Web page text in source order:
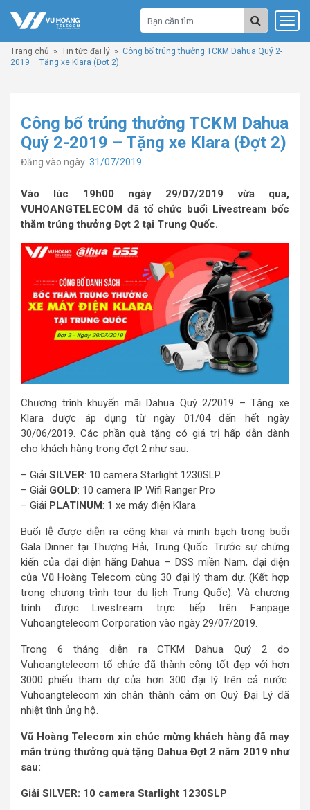
Trang chủ » Tin tức đại lý » Công bố trúng thưởng TCKM Dahua Quý 2-
2019 – Tặng xe Klara (Đợt 2)
Công bố trúng thưởng TCKM Dahua
Quý 2-2019 – Tặng xe Klara (Đợt 2)
Đăng vào ngày: 31/07/2019
Vào lúc 19h00 ngày 29/07/2019 vừa qua,
VUHOANGTELECOM đã tổ chức buổi Livestream bốc
thăm trúng thưởng Đợt 2 tại Trung Quốc.
Chương trình khuyến mãi Dahua Quý 2/2019 – Tặng xe
Klara được áp dụng từ ngày 01/04 đến hết ngày
30/06/2019. Các phần quà tặng có giá trị hấp dẫn dành
cho khách hàng trong đợt 2 như sau:
– Giải SILVER: 10 camera Starlight 1230SLP
– Giải GOLD: 10 camera IP Wifi Ranger Pro
– Giải PLATINUM: 1 xe máy điện Klara
Buổi lễ được diễn ra công khai và minh bạch trong buổi
Gala Dinner tại Thượng Hải, Trung Quốc. Trước sự chứng
kiến của đại diện hãng Dahua – DSS miền Nam, đại diện
của Vũ Hoàng Telecom cùng 30 đại lý tham dự. (Kết hợp
trong chương trình tour du lịch Trung Quốc). Và chương
trình được Livestream trực tiếp trên Fanpage
Vuhoangtelecom Corporation vào ngày 29/07/2019.
Trong 6 tháng diễn ra CTKM Dahua Quý 2 do
Vuhoangtelecom tổ chức đã thành công tốt đẹp với hơn
3000 phiếu tham dự của hơn 300 đại lý trên cả nước.
Vuhoangtelecom xin chân thành cảm ơn Quý Đại Lý đã
nhiệt tình ủng hộ.
Vũ Hoàng Telecom xin chúc mừng khách hàng đã may
mắn trúng thưởng quà tặng Dahua Đợt 2 năm 2019 như
sau:
Giải SILVER: 10 camera Starlight 1230SLP